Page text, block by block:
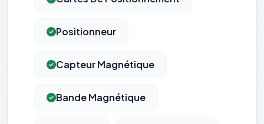
Positionneur
Capteur Magnétique
Bande Magnétique